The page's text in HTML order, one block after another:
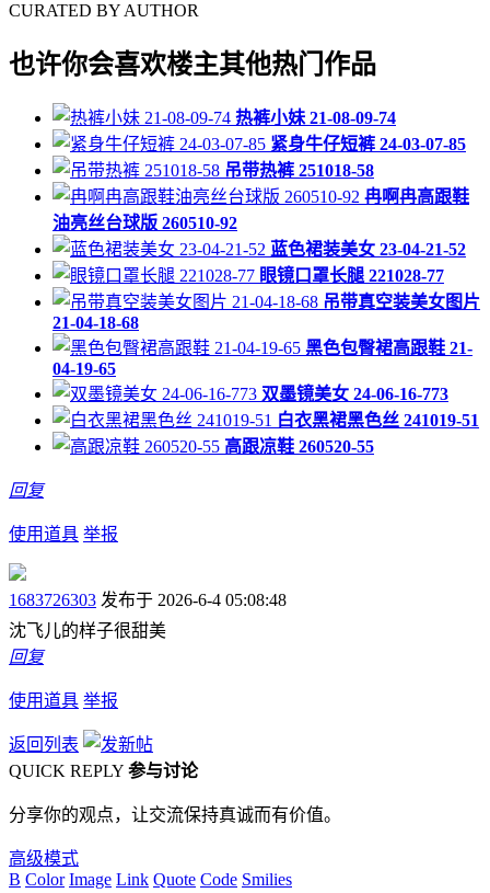
CURATED BY AUTHOR
也许你会喜欢楼主其他热门作品
热裤小妹 21-08-09-74
紧身牛仔短裤 24-03-07-85
吊带热裤 251018-58
冉啊冉高跟鞋
油亮丝台球版 260510-92
蓝色裙装美女 23-04-21-52
眼镜口罩长腿 221028-77
吊带真空装美女图片
21-04-18-68
黑色包臀裙高跟鞋 21-
04-19-65
双墨镜美女 24-06-16-773
白衣黑裙黑色丝 241019-51
高跟凉鞋 260520-55
回复
使用道具 举报
1683726303 发布于 2026-6-4 05:08:48
沈飞儿的样子很甜美
回复
使用道具 举报
返回列表
QUICK REPLY 参与讨论
分享你的观点，让交流保持真诚而有价值。
高级模式
B Color Image Link Quote Code Smilies